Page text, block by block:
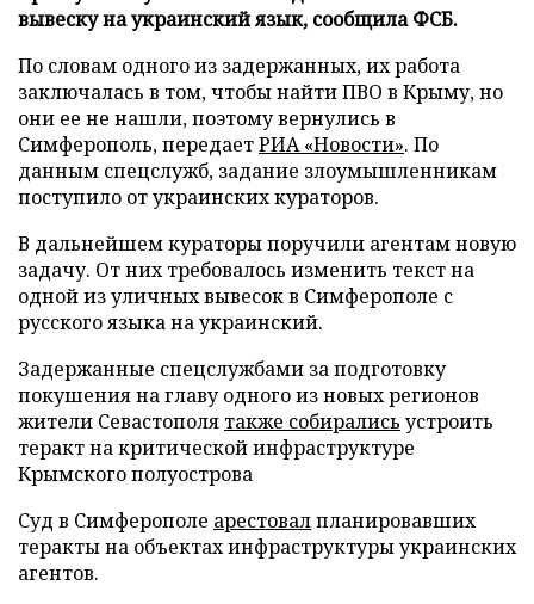
вывеску на украинский язык, сообщила ФСБ.
По словам одного из задержанных, их работа
заключалась в том, чтобы найти ПВО в Крыму, но
они ее не нашли, поэтому вернулись в
Симферополь, передаетРИА «Новости». По
данным спецслужб, задание злоумышленникам
поступило от украинских кураторов.
В дальнейшем кураторы поручили агентам новую
задачу. От них требовалось изменить текст на
одной из уличных вывесок в Симферополе с
русского языка на украинский.
Задержанные спецслужбами за подготовку
покушения на главу одного из новых регионов
жители Севастополя также собирались устроить
теракт на критической инфраструктуре
Крымского полуострова
Суд в Симферополе арестовалпланировавших
теракты на объектах инфраструктуры украинских
агентов.